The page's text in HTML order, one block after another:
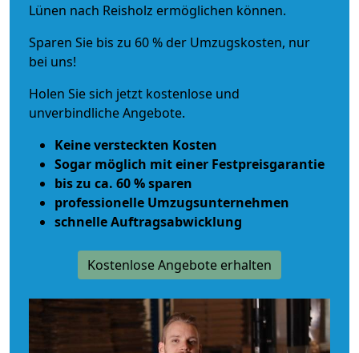
Lünen nach Reisholz ermöglichen können.
Sparen Sie bis zu 60 % der Umzugskosten, nur
bei uns!
Holen Sie sich jetzt kostenlose und
unverbindliche Angebote.
Keine versteckten Kosten
Sogar möglich mit einer Festpreisgarantie
bis zu ca. 60 % sparen
professionelle Umzugsunternehmen
schnelle Auftragsabwicklung
Kostenlose Angebote erhalten